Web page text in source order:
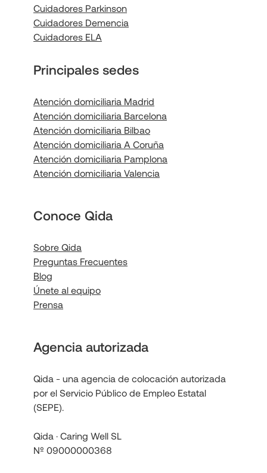
Cuidadores Parkinson
Cuidadores Demencia
Cuidadores ELA
Principales sedes
Atención domiciliaria Madrid
Atención domiciliaria Barcelona
Atención domiciliaria Bilbao
Atención domiciliaria A Coruña
Atención domiciliaria Pamplona
Atención domiciliaria Valencia
Conoce Qida
Sobre Qida
Preguntas Frecuentes
Blog
Únete al equipo
Prensa
Agencia autorizada
Qida - una agencia de colocación autorizada
por el Servicio Público de Empleo Estatal
(SEPE).
Qida · Caring Well SL
Nº 09000000368